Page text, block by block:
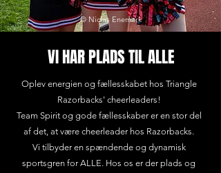
© Niclas Enemark
VI HAR PLADS TIL ALLE
Oplev energien og fællesskabet hos Triangle
Razorbacks' cheerleaders!
Team Spirit og gode fællesskaber er en stor del
af det, at være cheerleader hos Razorbacks.
Vi tilbyder en spændende og dynamisk
sportsgren for ALLE. Hos os er der plads og